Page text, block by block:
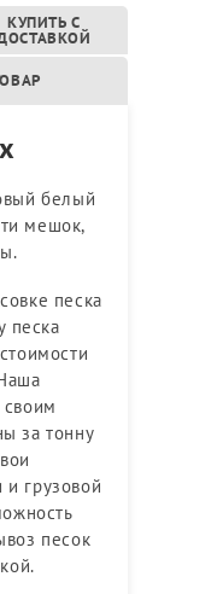
КУПИТЬ С
белый
мешок,
песка
песка
своим
за тонну
грузовой
песок